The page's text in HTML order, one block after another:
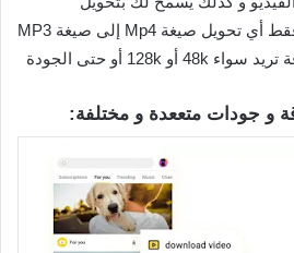
الفيديوهات إلى موسيقى فقط أي تحويل صيغة Mp4 إلى صيغة MP3
أو صيغة m4a و أيضا بأي دقة تريد سواء 48k أو 128k أو حتى الجودة
و جودات متععدة و مختلفة: